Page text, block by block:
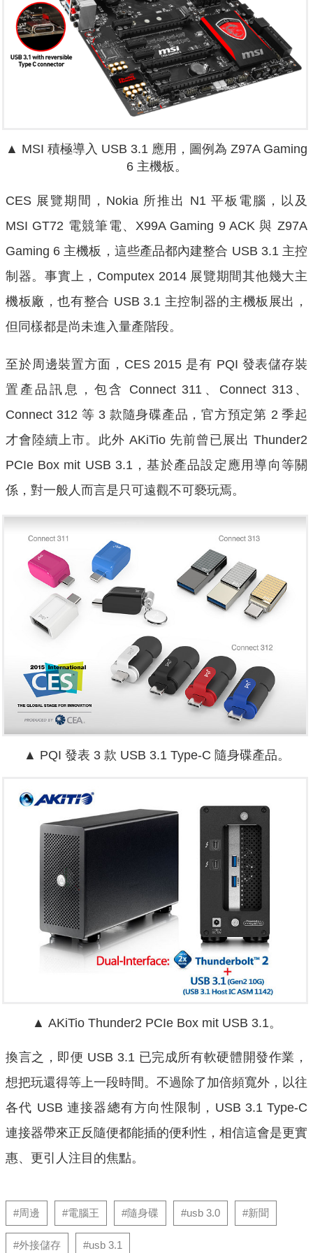
▲ MSI 積極導入 USB 3.1 應用，圖例為 Z97A Gaming
6 主機板。
CES 展覽期間，Nokia 所推出 N1 平板電腦，以及
MSI GT72 電競筆電、X99A Gaming 9 ACK 與 Z97A
Gaming 6 主機板，這些產品都內建整合 USB 3.1 主控
制器。事實上，Computex 2014 展覽期間其他幾大主
機板廠，也有整合 USB 3.1 主控制器的主機板展出，
但同樣都是尚未進入量產階段。
至於周邊裝置方面，CES 2015 是有 PQI 發表儲存裝
置產品訊息，包含 Connect 311、Connect 313、
Connect 312 等 3 款隨身碟產品，官方預定第 2 季起
才會陸續上市。此外 AKiTio 先前曾已展出 Thunder2
PCIe Box mit USB 3.1，基於產品設定應用導向等關
係，對一般人而言是只可遠觀不可褻玩焉。
▲ PQI 發表 3 款 USB 3.1 Type-C 隨身碟產品。
▲ AKiTio Thunder2 PCIe Box mit USB 3.1。
換言之，即便 USB 3.1 已完成所有軟硬體開發作業，
想把玩還得等上一段時間。不過除了加倍頻寬外，以往
各代 USB 連接器總有方向性限制，USB 3.1 Type-C
連接器帶來正反隨便都能插的便利性，相信這會是更實
惠、更引人注目的焦點。
#周邊 #電腦王 #隨身碟 #usb 3.0 #新聞
#外接儲存 #usb 3.1